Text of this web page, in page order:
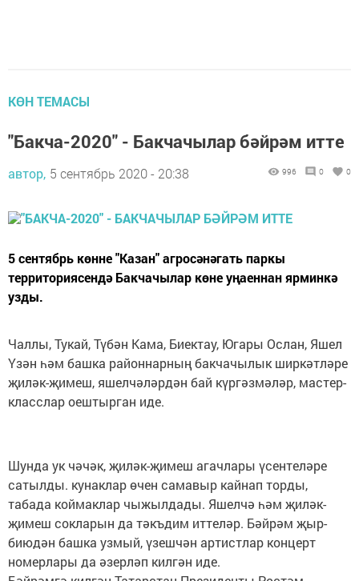
КӨН ТЕМАСЫ
"Бакча-2020" - Бакчачылар бәйрәм итте
автор, 5 сентябрь 2020 - 20:38 996 0 0
5 сентябрь көнне "Казан" агросәнәгать паркы
территориясендә Бакчачылар көне уңаеннан ярминкә
узды.
Чаллы, Тукай, Түбән Кама, Биектау, Югары Ослан, Яшел
Үзән һәм башка районнарның бакчачылык ширкәтләре
җиләк-җимеш, яшелчәләрдән бай күргәзмәләр, мастер-
класслар оештырган иде.
Шунда ук чәчәк, җиләк-җимеш агачлары үсентеләре
сатылды. кунаклар өчен самавыр кайнап торды,
табада коймаклар чыжылдады. Яшелчә һәм җиләк-
җимеш сокларын да тәкъдим иттеләр. Бәйрәм җыр-
биюдән башка узмый, үзешчән артистлар концерт
номерлары да әзерләп килгән иде.